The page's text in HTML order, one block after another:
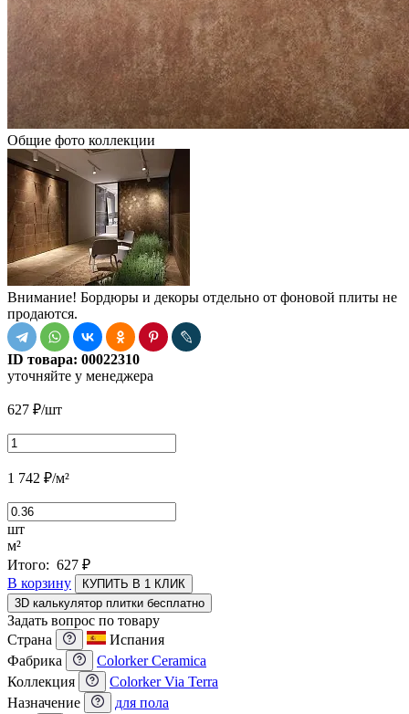
Общие фото коллекции
Внимание! Бордюры и декоры отдельно от фоновой плиты не
продаются.
ID товара: 00022310
уточняйте у менеджера
627 ₽/шт
1 742 ₽/м²
шт
м²
Итого: 627 ₽
В корзину
КУПИТЬ В 1 КЛИК
3D калькулятор плитки бесплатно
Задать вопрос по товару
Страна
Испания
Фабрика
Colorker Ceramica
Коллекция
Colorker Via Terra
Назначение
для пола